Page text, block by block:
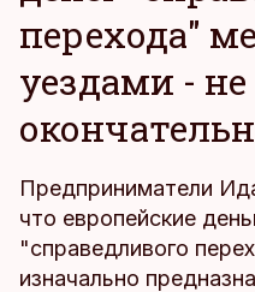
перехода"
уездами - не
Предприниматели
что европейские
"справедливого
изначально